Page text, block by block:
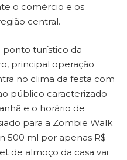
o comércio e os
central.
ponto turístico da
principal operação
no clima da festa com
público caracterizado
e o horário de
para a Zombie Walk
500 ml por apenas R$
de almoço da casa vai